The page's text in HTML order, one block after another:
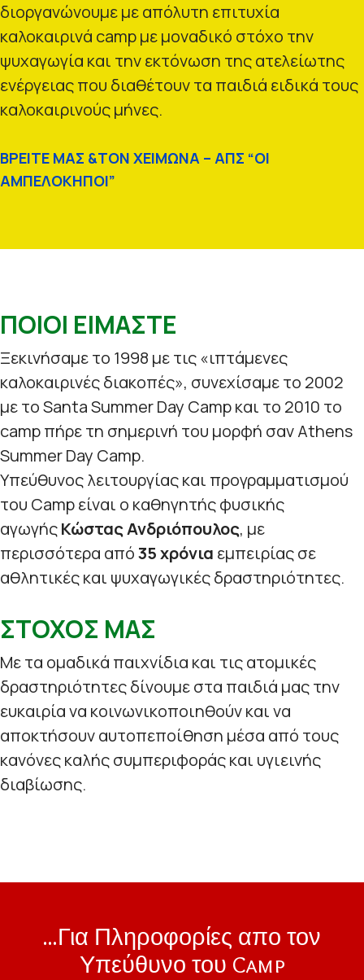
διοργανώνουμε με απόλυτη επιτυχία
καλοκαιρινά camp με μοναδικό στόχο την
ψυχαγωγία και την εκτόνωση της ατελείωτης
ενέργειας που διαθέτουν τα παιδιά ειδικά τους
καλοκαιρινούς μήνες.
ΒΡΕΙΤΕ ΜΑΣ &ΤΟΝ ΧΕΙΜΩΝΑ – ΑΠΣ “ΟΙ
ΑΜΠΕΛΟΚΗΠΟΙ”
ΠΟΙΟΙ ΕΙΜΑΣΤΕ
Ξεκινήσαμε το 1998 με τις «ιπτάμενες
καλοκαιρινές διακοπές», συνεχίσαμε το 2002
με το Santa Summer Day Camp και το 2010 το
camp πήρε τη σημερινή του μορφή σαν Athens
Summer Day Camp.
Υπεύθυνος λειτουργίας και προγραμματισμού
του Camp είναι ο καθηγητής φυσικής
αγωγήςΚώστας Ανδριόπουλος, με
περισσότερα από35 χρόνια εμπειρίας σε
αθλητικές και ψυχαγωγικές δραστηριότητες.
ΣΤΟΧΟΣ ΜΑΣ
Με τα ομαδικά παιχνίδια και τις ατομικές
δραστηριότητες δίνουμε στα παιδιά μας την
ευκαιρία να κοινωνικοποιηθούν και να
αποκτήσουν αυτοπεποίθηση μέσα από τους
κανόνες καλής συμπεριφοράς και υγιεινής
διαβίωσης.
...Για Πληροφορίες απο τον
Υπεύθυνο του Camp